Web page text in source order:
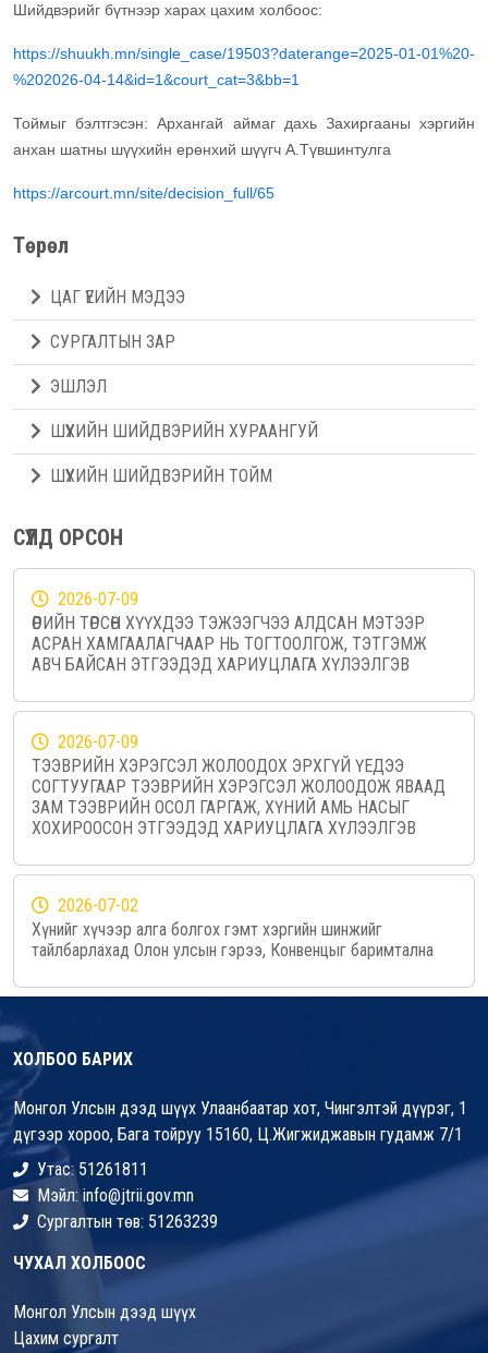
Шийдвэрийг бүтнээр харах цахим холбоос:
https://shuukh.mn/single_case/19503?daterange=2025-01-01%20-
%202026-04-14&id=1&court_cat=3&bb=1
Тоймыг бэлтгэсэн: Архангай аймаг дахь Захиргааны хэргийн
анхан шатны шүүхийн ерөнхий шүүгч А.Түвшинтулга
https://arcourt.mn/site/decision_full/65
Төрөл
ЦАГ ҮЕИЙН МЭДЭЭ
СУРГАЛТЫН ЗАР
ЭШЛЭЛ
ШҮҮХИЙН ШИЙДВЭРИЙН ХУРААНГУЙ
ШҮҮХИЙН ШИЙДВЭРИЙН ТОЙМ
СҮҮЛД ОРСОН
2026-07-09
ӨӨРИЙН ТӨРСӨН ХҮҮХДЭЭ ТЭЖЭЭГЧЭЭ АЛДСАН МЭТЭЭР
АСРАН ХАМГААЛАГЧААР НЬ ТОГТООЛГОЖ, ТЭТГЭМЖ
АВЧ БАЙСАН ЭТГЭЭДЭД ХАРИУЦЛАГА ХҮЛЭЭЛГЭВ
2026-07-09
ТЭЭВРИЙН ХЭРЭГСЭЛ ЖОЛООДОХ ЭРХГҮЙ ҮЕДЭЭ
СОГТУУГААР ТЭЭВРИЙН ХЭРЭГСЭЛ ЖОЛООДОЖ ЯВААД
ЗАМ ТЭЭВРИЙН ОСОЛ ГАРГАЖ, ХҮНИЙ АМЬ НАСЫГ
ХОХИРООСОН ЭТГЭЭДЭД ХАРИУЦЛАГА ХҮЛЭЭЛГЭВ
2026-07-02
Хүнийг хүчээр алга болгох гэмт хэргийн шинжийг
тайлбарлахад Олон улсын гэрээ, Конвенцыг баримтална
ХОЛБОО БАРИХ
Монгол Улсын дээд шүүх Улаанбаатар хот, Чингэлтэй дүүрэг, 1
дүгээр хороо, Бага тойруу 15160, Ц.Жигжиджавын гудамж 7/1
Утас: 51261811
Мэйл: info@jtrii.gov.mn
Сургалтын төв: 51263239
ЧУХАЛ ХОЛБООС
Монгол Улсын дээд шүүх
Цахим сургалт